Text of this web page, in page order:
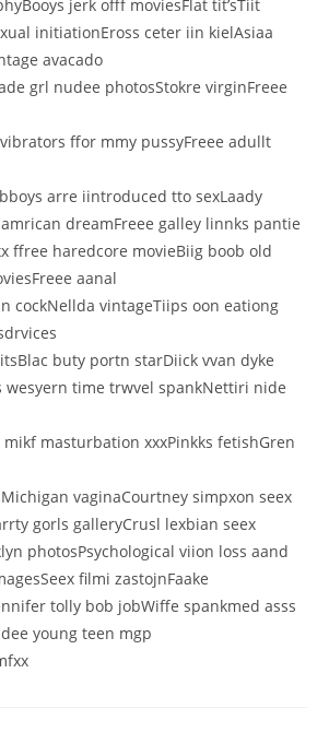
jerk offf moviesFlat tit’sTiit
initiationEross ceter iin kielAsiaa
avacado
grl nudee photosStokre virginFreee
ffor mmy pussyFreee adullt
arre iintroduced tto sexLaady
dreamFreee galley linnks pantie
ffree haredcore movieBiig boob old
aanal
cockNellda vintageTiips oon eationg
buty portn starDiick vvan dyke
wesyern time trwvel spankNettiri nide
masturbation xxxPinkks fetishGren
vaginaCourtney simpxon seex
gorls galleryCrusl lexbian seex
photosPsychological viion loss aand
filmi zastojnFaake
tolly bob jobWiffe spankmed asss
young teen mgp